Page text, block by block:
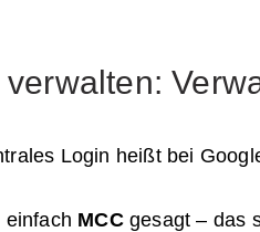
Login heißt bei
einfach MCCgesagt – das